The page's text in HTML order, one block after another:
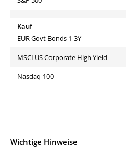
Kauf
EUR Govt Bonds 1-3Y
MSCI US Corporate High Yield
Nasdaq-100
Wichtige Hinweise